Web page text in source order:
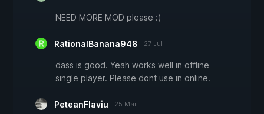
NEED MORE MOD please :)
RationalBanana948 27 Jul
dass is good. Yeah works well in offline
single player. Please dont use in online.
PeteanFlaviu 25 Mär